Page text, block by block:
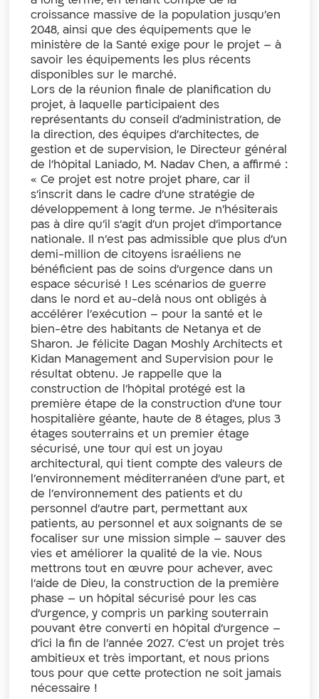
croissance massive de la population jusqu’en
2048, ainsi que des équipements que le
ministère de la Santé exige pour le projet – à
savoir les équipements les plus récents
disponibles sur le marché.
Lors de la réunion finale de planification du
projet, à laquelle participaient des
représentants du conseil d’administration, de
la direction, des équipes d’architectes, de
gestion et de supervision, le Directeur général
de l’hôpital Laniado, M. Nadav Chen, a affirmé :
« Ce projet est notre projet phare, car il
s’inscrit dans le cadre d’une stratégie de
développement à long terme. Je n’hésiterais
pas à dire qu’il s’agit d’un projet d’importance
nationale. Il n’est pas admissible que plus d’un
demi-million de citoyens israéliens ne
bénéficient pas de soins d’urgence dans un
espace sécurisé ! Les scénarios de guerre
dans le nord et au-delà nous ont obligés à
accélérer l’exécution – pour la santé et le
bien-être des habitants de Netanya et de
Sharon. Je félicite Dagan Moshly Architects et
Kidan Management and Supervision pour le
résultat obtenu. Je rappelle que la
construction de l’hôpital protégé est la
première étape de la construction d’une tour
hospitalière géante, haute de 8 étages, plus 3
étages souterrains et un premier étage
sécurisé, une tour qui est un joyau
architectural, qui tient compte des valeurs de
l’environnement méditerranéen d’une part, et
de l’environnement des patients et du
personnel d’autre part, permettant aux
patients, au personnel et aux soignants de se
focaliser sur une mission simple – sauver des
vies et améliorer la qualité de la vie. Nous
mettrons tout en œuvre pour achever, avec
l’aide de Dieu, la construction de la première
phase – un hôpital sécurisé pour les cas
d’urgence, y compris un parking souterrain
pouvant être converti en hôpital d’urgence –
d’ici la fin de l’année 2027. C’est un projet très
ambitieux et très important, et nous prions
tous pour que cette protection ne soit jamais
nécessaire !